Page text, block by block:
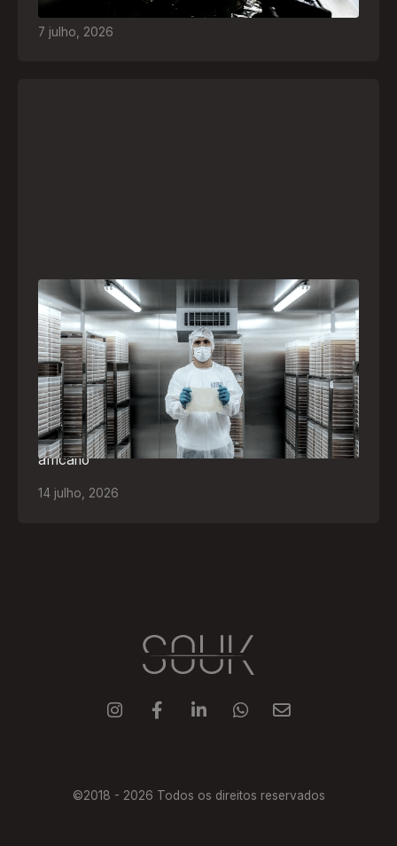
7 julho 2026
A paranaense Vuelo Pharma é uma das 13
empresas brasileiras selecionadas para
representar o Brasil na maior feira de
negócios de Angola
Empresa participará da FILDA 2026, em Luanda,
levando tecnologias brasileiras para tratamento de
feridas, ostomia e proteção cutânea ao mercado
africano
14 julho 2026
    
©2018 - 2026 Todos os direitos reservados